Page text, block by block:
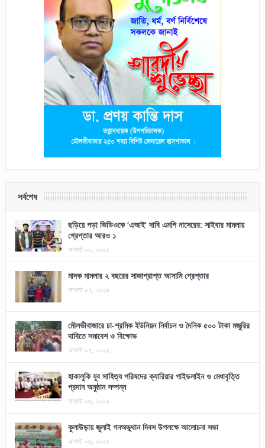
সর্বশেষ
ছড়িয়ে পড়া ভিডিওকে ‘এআই’ দাবি এমপি নাসেরের: সাইবার মামলায়
গ্রেপ্তার আরও ১
আগস্ট ০৮, ২০২৬
মাদক মামলার ২ বছরের সাজাপ্রাপ্ত আসামি গ্রেপ্তার
আগস্ট ০৭, ২০২৬
মৌলভীবাজারে চা-শ্রমিক ইউনিয়ন নির্বাচন ও দৈনিক ৫০০ টাকা মজুরির
দাবিতে সমাবেশ ও বিক্ষোভ
আগস্ট ০৭, ২০২৬
হাকালুকি যুব সাহিত্য পরিষদের ক্যারিয়ার গাইডলাইন ও মেধাবৃত্তি
প্রদান অনুষ্ঠান সম্পন্ন
আগস্ট ০৬, ২০২৬
কুলাউড়ায় জুলাই গনঅভূথান দিবস উপলক্ষে আলোচনা সভা
আগস্ট ০৬, ২০২৬